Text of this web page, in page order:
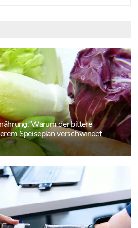
Warum der bittere
Speiseplan verschwindet